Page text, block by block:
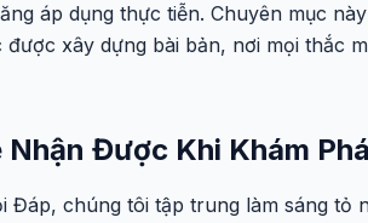
áp dụng thực tiễn. Chuyên mục
xây dựng bài bản, nơi mọi thắc
Nhận Được Khi Khám
Đáp, chúng tôi tập trung làm sáng tỏ